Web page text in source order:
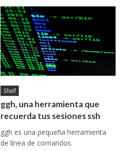
Shell
ggh, una herramienta que
recuerda tus sesiones ssh
ggh es una pequeña herramienta
de línea de comandos